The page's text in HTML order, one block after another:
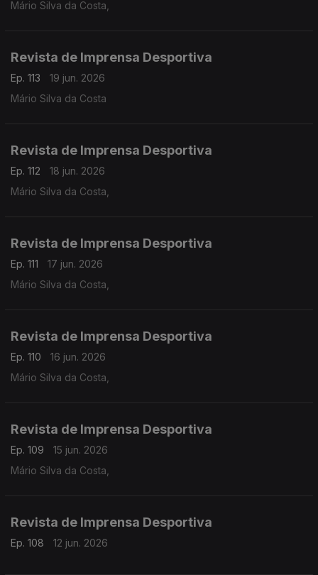
Mário Silva da Costa,
Revista de Imprensa Desportiva
Ep. 113
19 jun. 2026
Mário Silva da Costa
Revista de Imprensa Desportiva
Ep. 112
18 jun. 2026
Mário Silva da Costa,
Revista de Imprensa Desportiva
Ep. 111
17 jun. 2026
Mário Silva da Costa,
Revista de Imprensa Desportiva
Ep. 110
16 jun. 2026
Mário Silva da Costa,
Revista de Imprensa Desportiva
Ep. 109
15 jun. 2026
Mário Silva da Costa,
Revista de Imprensa Desportiva
Ep. 108 12 jun. 2026